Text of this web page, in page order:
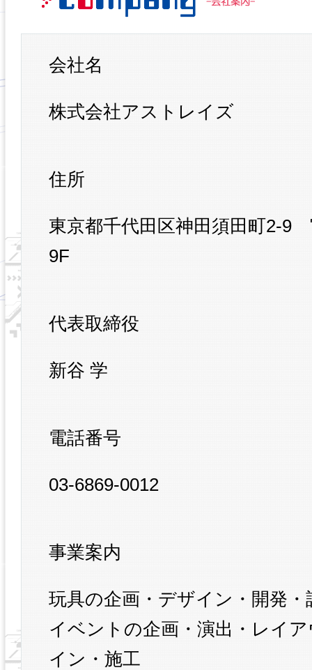
会社名
株式会社アストレイズ
住所
東京都千代田区神田須田町2-9
9F
代表取締役
新谷 学
電話番号
03-6869-0012
事業案内
玩具の企画・デザイン・開発・
イベントの企画・演出・レイ
イン・施工